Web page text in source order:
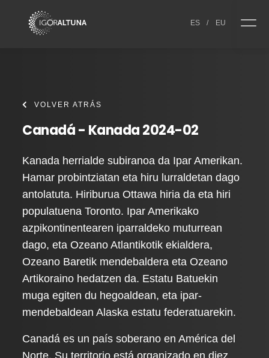
ES / EU
VOLVER ATRÁS
Canadá - Kanada 2024-02
Kanada herrialde subiranoa da Ipar Amerikan.
Hamar probintziatan eta hiru lurraldetan dago
antolatuta. Hiriburua Ottawa hiria da eta hiri
populatuena Toronto. Ipar Amerikako
azpikontinentearen iparraldeko muturrean
dago, eta Ozeano Atlantikotik ekialdera,
Ozeano Baretik mendebaldera eta Ozeano
Artikoraino hedatzen da. Estatu Batuekin
muga egiten du hegoaldean, eta ipar-
mendebaldean Alaska estatu federatuarekin.
Canadá es un país soberano en América del
Norte. Su territorio está organizado en diez